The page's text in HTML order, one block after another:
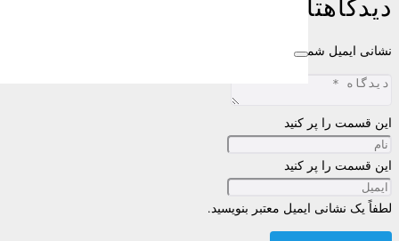
نشانی ایمیل شما منتشر نخواهد شد.
این قسمت را پر کنید
این قسمت را پر کنید
لطفاً یک نشانی ایمیل معتبر بنویسید.